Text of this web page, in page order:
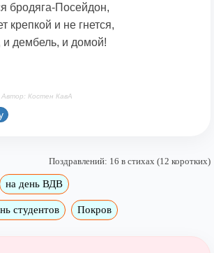
бродяга-Посейдон,
крепкой и не гнется,
дембель, и домой!
Костен КавА
Поздравлений: 16 в стихах (12 коротких)
на день ВДВ
студентов Покров